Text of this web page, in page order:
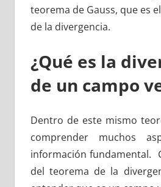
teorema de Gauss, que es
de la divergencia.
¿Qué es la
de un campo
Dentro de este mismo
comprender muchos
información fundamental.
del teorema de la